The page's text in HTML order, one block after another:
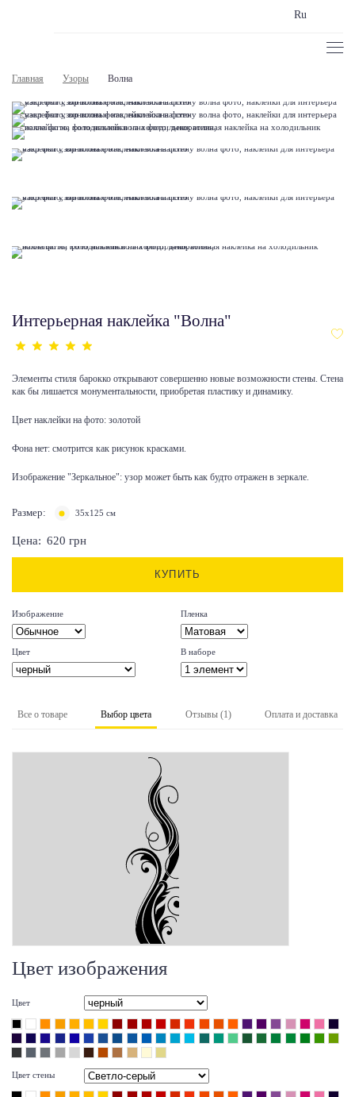
Ru
Главная Узоры Волна
Интерьерная наклейка "Волна"
Элементы стиля барокко открывают совершенно новые возможности стены. Стена
как бы лишается монументальности, приобретая пластику и динамику.
Цвет наклейки на фото: золотой
Фона нет: смотрится как рисунок красками.
Изображение "Зеркальное": узор может быть как будто отражен в зеркале.
Размер: 35х125 см
Цена: 620 грн
КУПИТЬ
Изображение Пленка
Цвет В наборе
Все о товаре Выбор цвета Отзывы (1) Оплата и доставка
Цвет изображения
Цвет
Цвет стены